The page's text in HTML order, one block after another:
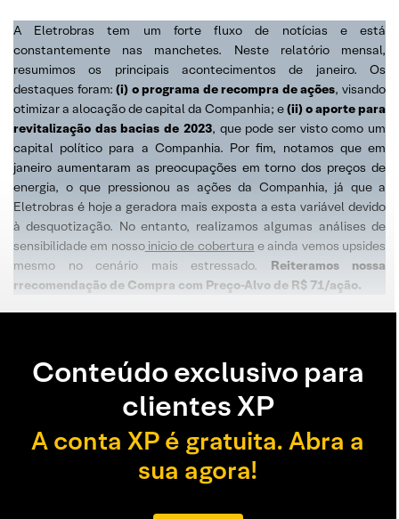
A Eletrobras tem um forte fluxo de notícias e está
constantemente nas manchetes. Neste relatório mensal,
resumimos os principais acontecimentos de janeiro. Os
destaques foram:(i) o programa de recompra de ações, visando
otimizar a alocação de capital da Companhia; e(ii) o aporte para
revitalização das bacias de 2023, que pode ser visto como um
capital político para a Companhia. Por fim, notamos que em
janeiro aumentaram as preocupações em torno dos preços de
energia, o que pressionou as ações da Companhia, já que a
Eletrobras é hoje a geradora mais exposta a esta variável devido
à desquotização. No entanto, realizamos algumas análises de
sensibilidade em nossoinicio de cobertura e ainda vemos upsides
mesmo no cenário mais estressado. Reiteramos nossa
rrecomendação de Compra com Preço-Alvo de R$ 71/ação.
Conteúdo exclusivo para
clientes XP
A conta XP é gratuita. Abra a
sua agora!